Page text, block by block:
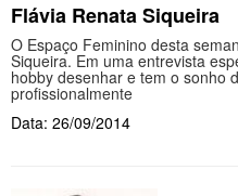
Flávia Renata Siqueira
O Espaço Feminino desta
Siqueira. Em uma entrevista
hobby desenhar e tem o sonho
profissionalmente
Data: 26/09/2014